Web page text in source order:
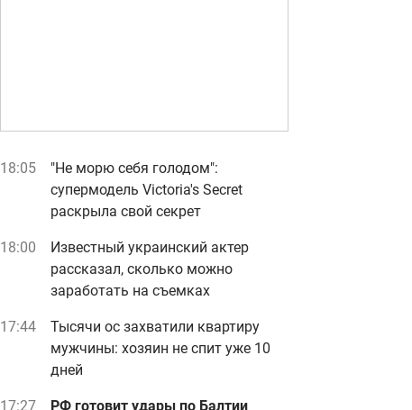
18:05
"Не морю себя голодом":
супермодель Victoria's Secret
раскрыла свой секрет
18:00
Известный украинский актер
рассказал, сколько можно
заработать на съемках
17:44
Тысячи ос захватили квартиру
мужчины: хозяин не спит уже 10
дней
17:27 РФ готовит удары по Балтии